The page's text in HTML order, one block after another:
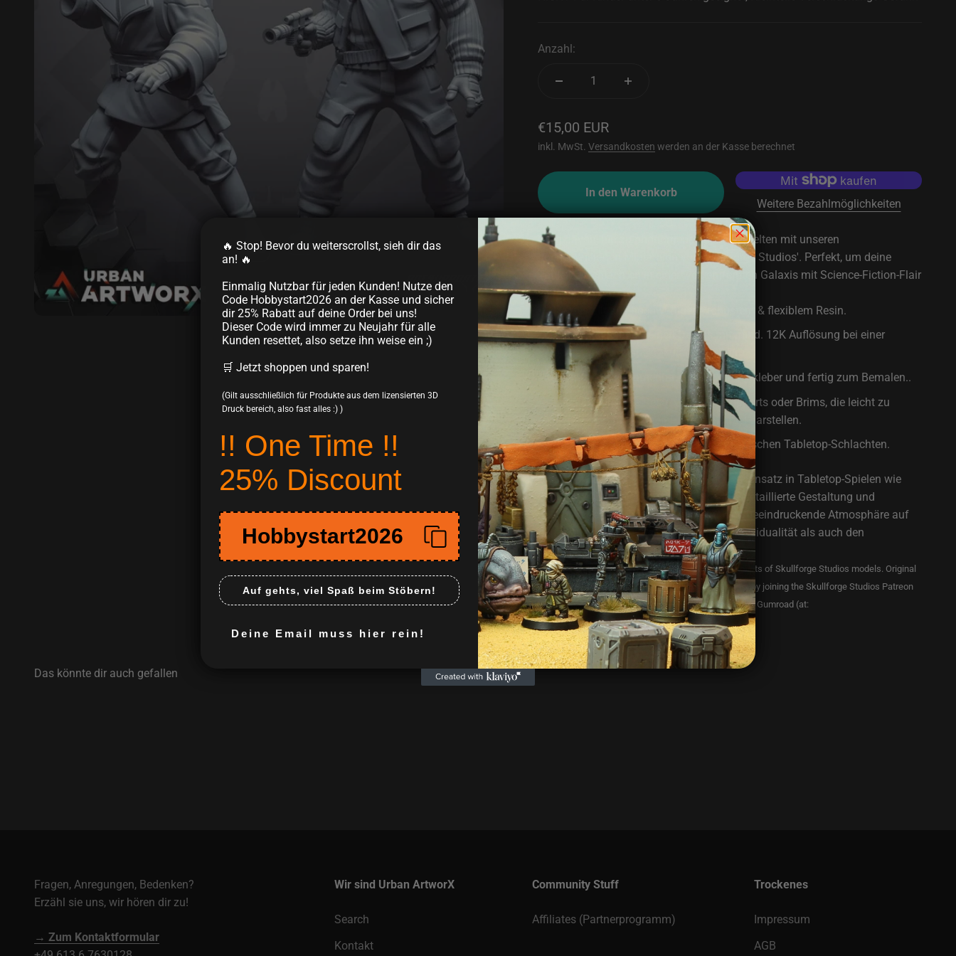
Anzahl:
Angebot
€15,00 EUR
inkl. MwSt. Versandkosten werden an der Kasse berechnet
In den Warenkorb
Weitere Bezahlmöglichkeiten
Flieg davon, hin zu phänomenalen Sci-Fi-Welten mit unseren
hochdetaillierten Miniaturen von 'Skullforge Studios'. Perfekt, um deine
Tabletop-Schlachten in einer weit entfernten Galaxis mit Science-Fiction-Flair
zu beleben.
Hergestellt aus hochwertigem, robustem & flexiblem Resin.
Gedruckt in super feinen Details mit mind. 12K Auflösung bei einer
Schichtstärke von spektakulären 0,02mm
Einfacher Zusammenbau mit Sekundenkleber und fertig zum Bemalen..
Eventuelle leichte Reste von Drucksupports oder Brims, die leicht zu
entfernen sind und keinen Produktmangel darstellen.
Perfekt für den intensiven Einsatz in epischen Tabletop-Schlachten.
Diese Sci-Fi-Miniaturen sind ideal für den Einsatz in Tabletop-Spielen wie
Star Wars: Legion oder Shatterpoint. Ihre detaillierte Gestaltung und
hochwertige Verarbeitung sorgen für eine beeindruckende Atmosphäre auf
dem Spielfeld und erhöhen sowohl die Individualität als auch den
Spaßfaktor deiner Spiele.
This company is officially licensed to sell physical prints of Skullforge Studios models. Original
digital .stl files of this model can be purchased either by joining the Skullforge Studios Patreon
(at:https://www.patreon.com/skullforgestudios),or at Gumroad (at:
https://skullforgestudios.gumroad.com/)
Fragen, Anregungen, Bedenken?
Erzähl sie uns, wir hören dir zu!
→ Zum Kontaktformular
Wir sind Urban ArtworX
Search
Kontakt
Community Stuff
Affiliates (Partnerprogramm)
Trockenes
Impressum
AGB
🔥 Stop! Bevor du weiterscrollst, sieh dir das
an! 🔥
Einmalig Nutzbar für jeden Kunden! Nutze den
Code Hobbystart2026 an der Kasse und sicher
dir 25% Rabatt auf deine Order bei uns!
Dieser Code wird immer zu Neujahr für alle
Kunden resettet, also setze ihn weise ein ;)
🛒 Jetzt shoppen und sparen!
(Gilt ausschließlich für Produkte aus dem lizensierten 3D
Druck bereich, also fast alles :) )
!! One Time !!
25% Discount
Hobbystart2026
Auf gehts, viel Spaß beim Stöbern!